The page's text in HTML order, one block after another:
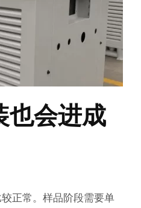
也会进成
正常。样品阶段需要单